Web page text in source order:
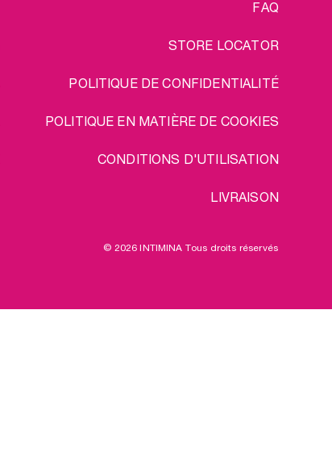
FAQ
STORE LOCATOR
POLITIQUE DE CONFIDENTIALITÉ
POLITIQUE EN MATIÈRE DE COOKIES
CONDITIONS D'UTILISATION
LIVRAISON
© 2026 INTIMINA Tous droits réservés